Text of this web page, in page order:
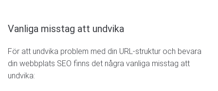
Vanliga misstag att undvika
För att undvika problem med din URL-struktur och bevara
din webbplats SEO finns det några vanliga misstag att
undvika: